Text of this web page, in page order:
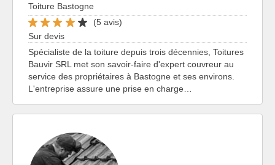
Toiture Bastogne
(5 avis)
Sur devis
Spécialiste de la toiture depuis trois décennies, Toitures
Bauvir SRL met son savoir-faire d'expert couvreur au
service des propriétaires à Bastogne et ses environs.
L'entreprise assure une prise en charge…